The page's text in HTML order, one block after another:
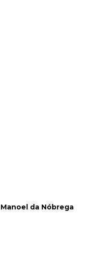
da Nóbrega